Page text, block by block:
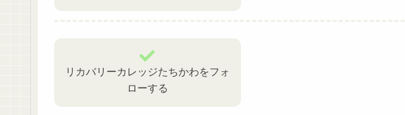
リカバリーカレッジたちかわをフォ
ローする